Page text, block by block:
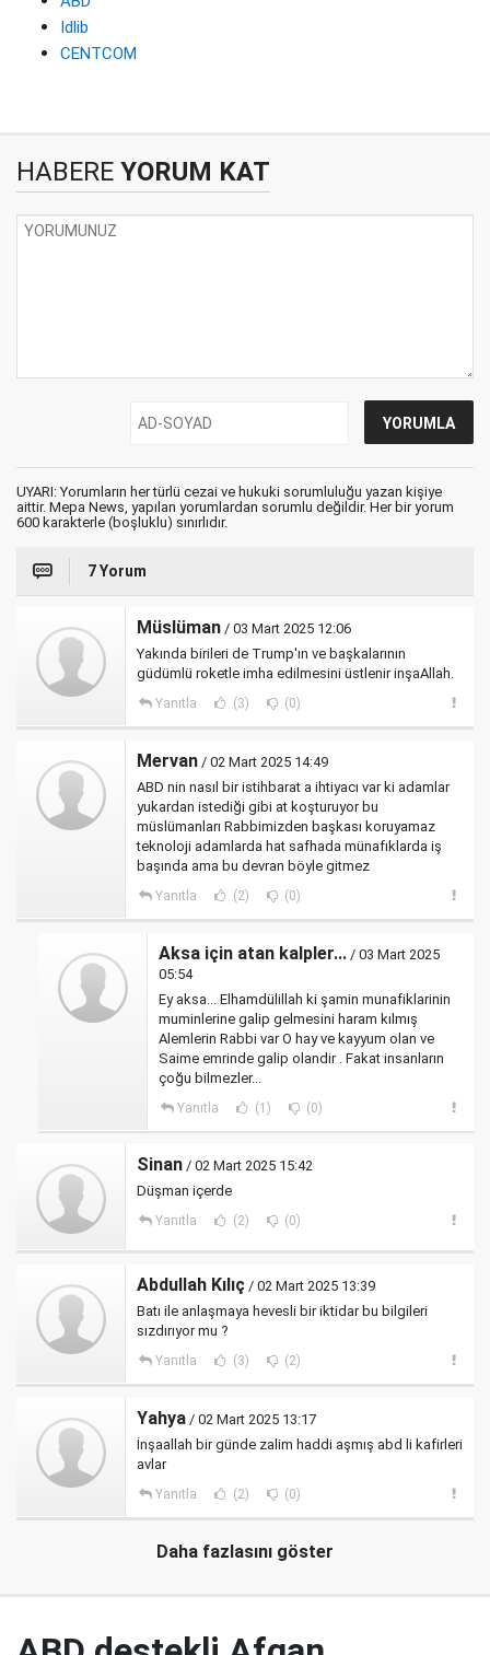
Idlib
CENTCOM
HABERE YORUM KAT
UYARI: Yorumların her türlü cezai ve hukuki sorumluluğu yazan kişiye
aittir. Mepa News, yapılan yorumlardan sorumlu değildir. Her bir yorum
600 karakterle (boşluklu) sınırlıdır.
7 Yorum
Müslüman / 03 Mart 2025 12:06
Yakında birileri de Trump'ın ve başkalarının
güdümlü roketle imha edilmesini üstlenir inşaAllah.
Yanıtla (3) (0)
Mervan / 02 Mart 2025 14:49
ABD nin nasıl bir istihbarat a ihtiyacı var ki adamlar
yukardan istediği gibi at koşturuyor bu
müslümanları Rabbimizden başkası koruyamaz
teknoloji adamlarda hat safhada münafıklarda iş
başında ama bu devran böyle gitmez
Yanıtla (2) (0)
Aksa için atan kalpler... / 03 Mart 2025
05:54
Ey aksa... Elhamdülillah ki şamin munafiklarinin
muminlerine galip gelmesini haram kılmış
Alemlerin Rabbi var O hay ve kayyum olan ve
Saime emrinde galip olandir . Fakat insanların
çoğu bilmezler...
Yanıtla (1) (0)
Sinan / 02 Mart 2025 15:42
Düşman içerde
Yanıtla (2) (0)
Abdullah Kılıç / 02 Mart 2025 13:39
Batı ile anlaşmaya hevesli bir iktidar bu bilgileri
sızdırıyor mu ?
Yanıtla (3) (2)
Yahya / 02 Mart 2025 13:17
İnşaallah bir günde zalim haddi aşmış abd li kafirleri
avlar
Yanıtla (2) (0)
Daha fazlasını göster